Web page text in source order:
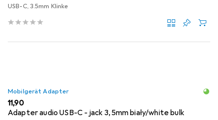
USB-C, 3.5mm Klinke
Mobilgerät Adapter
EUR
11,90
Adapter audio USB-C - jack 3,5mm biały/white bulk